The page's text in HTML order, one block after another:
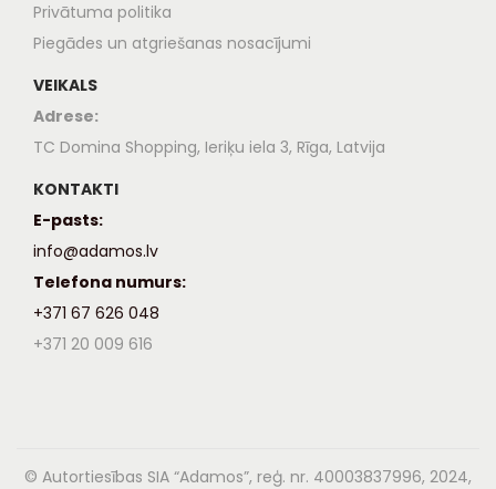
Privātuma politika
Piegādes un atgriešanas nosacījumi
VEIKALS
Adrese:
TC Domina Shopping, Ieriķu iela 3, Rīga, Latvija
KONTAKTI
E-pasts:
info@adamos.lv
Telefona numurs:
+371 67 626 048
+371 20 009 616
© Autortiesības SIA “Adamos”, reģ. nr. 40003837996, 2024,